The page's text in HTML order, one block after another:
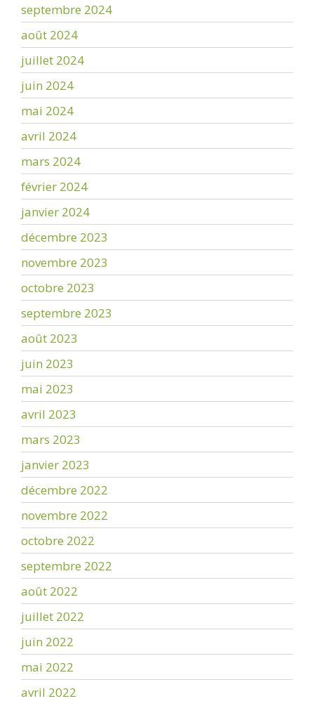
septembre 2024
août 2024
juillet 2024
juin 2024
mai 2024
avril 2024
mars 2024
février 2024
janvier 2024
décembre 2023
novembre 2023
octobre 2023
septembre 2023
août 2023
juin 2023
mai 2023
avril 2023
mars 2023
janvier 2023
décembre 2022
novembre 2022
octobre 2022
septembre 2022
août 2022
juillet 2022
juin 2022
mai 2022
avril 2022